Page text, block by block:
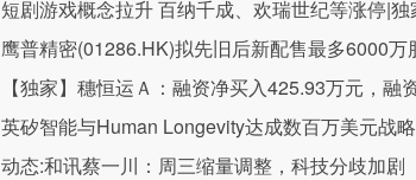
短剧游戏概念拉升 百纳千成、欢瑞世纪等涨停|独
鹰普精密(01286.HK)拟先旧后新配售最多6000万
【独家】穗恒运Ａ：融资净买入425.93万元，融
英矽智能与Human Longevity达成数百万美元战
动态:和讯蔡一川：周三缩量调整，科技分歧加剧